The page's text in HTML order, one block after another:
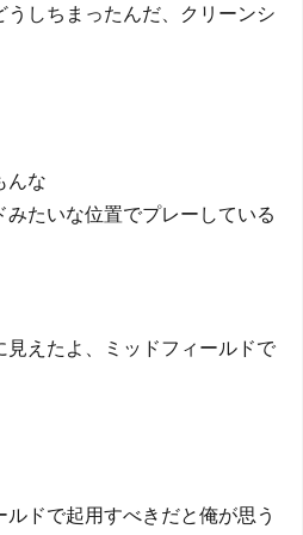
うしちまったんだ、クリーンシ
んな
たいな位置でプレーしている
見えたよ、ミッドフィールドで
ドで起用すべきだと俺が思う